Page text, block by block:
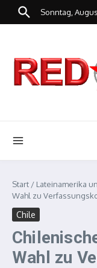
Zum Inhalt springen
Sonntag,
Start / Lateinamerika
Wahl zu
Chile
Wahl zu